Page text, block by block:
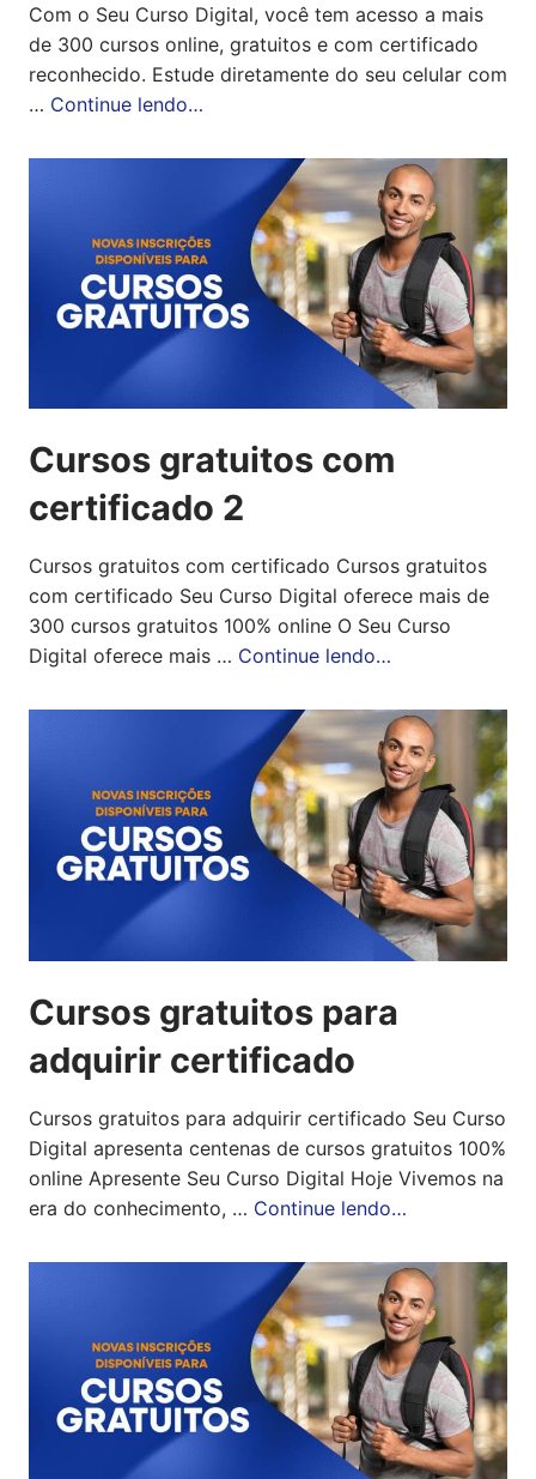
Com o Seu Curso Digital, você tem acesso a mais
de 300 cursos online, gratuitos e com certificado
reconhecido. Estude diretamente do seu celular com
… Continue lendo…
Cursos gratuitos com
certificado 2
Cursos gratuitos com certificado Cursos gratuitos
com certificado Seu Curso Digital oferece mais de
300 cursos gratuitos 100% online O Seu Curso
Digital oferece mais … Continue lendo…
Cursos gratuitos para
adquirir certificado
Cursos gratuitos para adquirir certificado Seu Curso
Digital apresenta centenas de cursos gratuitos 100%
online Apresente Seu Curso Digital Hoje Vivemos na
era do conhecimento, … Continue lendo…